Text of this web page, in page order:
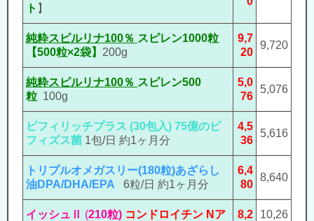
ト 】
純粋スピルリナ100％ スピレン1000粒
【500粒×2袋】 200g
9,7
20
9,720
純粋スピルリナ100％ スピレン500
粒 100g
5,0
76
5,076
ビフィリッチプラス (30包入) 75億のビ
フィズス菌 1包/日 約1ヶ月分
4,5
36
5,616
トリプルオメガスリー(180粒)あざらし
油DPA/DHA/EPA 6粒/日 約1ヶ月分
6,4
80
8,640
イッシュⅡ (210粒) コンドロイチン Nア
8,2
10,26